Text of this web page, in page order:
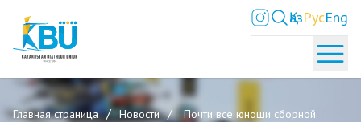
ҚазРусEng
Главная страница Новости
Почти все юноши сборной